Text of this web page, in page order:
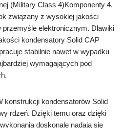
(Military Class 4)Komponenty 4.
związany z wysokiej jakości
przemyśle elektronicznym. Dławiki
kondensatory Solid CAP
stabilnie nawet w wypadku
wymagających pod
konstrukcji kondensatorów Solid
rdzeń. Dzięki temu oraz dzięki
doskonale nadają się